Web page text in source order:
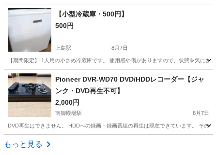
静岡 御殿場市 南御殿場駅 映像プレーヤー、レコーダー
【小型冷蔵庫・500円】
500円
上島駅 8月7日
【期間限定】 1人用の小さめ冷蔵庫です。 使用感や傷がありますので、状態を気に
静岡 浜松市
Pioneer DVR-WD70 DVD/HDDレコーダー【ジャ
ンク・DVD再生不可】
2,000円
南御殿場駅 8月7日
DVD再生はできません。 HDDへの録画・録画番組の再生は現在できています。 その
静岡 御殿場市
もっと見る